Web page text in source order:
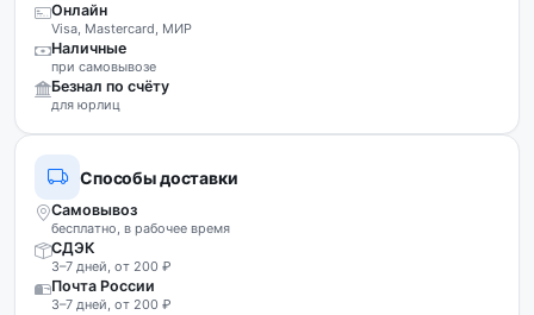
Онлайн
Visa, Mastercard, МИР
Наличные
при самовывозе
Безнал по счёту
для юрлиц
Способы доставки
Самовывоз
бесплатно, в рабочее время
СДЭК
3–7 дней, от 200 ₽
Почта России
3–7 дней, от 200 ₽